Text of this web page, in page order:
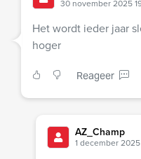
30 november 2025
Het wordt ieder jaar
hoger
Reageer
AZ_Champ
1 december